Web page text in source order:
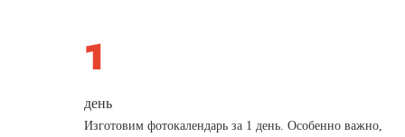
день
Изготовим фотокалендарь за 1 день. Особенно важно,